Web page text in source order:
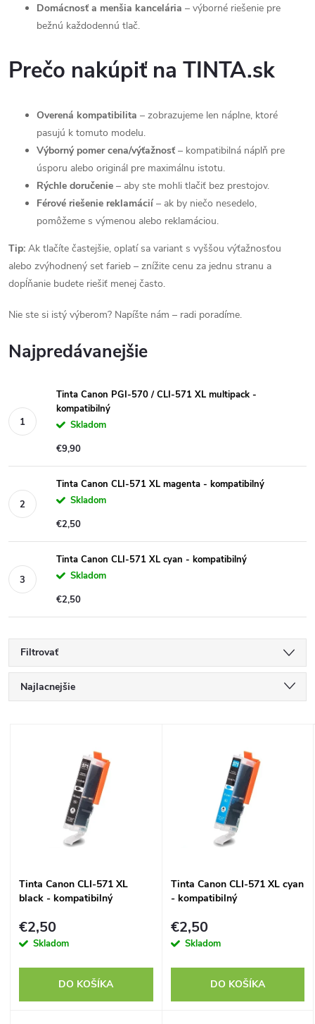
Domácnosť a menšia kancelária – výborné riešenie pre
bežnú každodennú tlač.
Prečo nakúpiť na TINTA.sk
Overená kompatibilita – zobrazujeme len náplne, ktoré
pasujú k tomuto modelu.
Výborný pomer cena/výťažnosť – kompatibilná náplň pre
úsporu alebo originál pre maximálnu istotu.
Rýchle doručenie – aby ste mohli tlačiť bez prestojov.
Férové riešenie reklamácií – ak by niečo nesedelo,
pomôžeme s výmenou alebo reklamáciou.
Tip: Ak tlačíte častejšie, oplatí sa variant s vyššou výťažnosťou
alebo zvýhodnený set farieb – znížite cenu za jednu stranu a
dopĺňanie budete riešiť menej často.
Nie ste si istý výberom? Napíšte nám – radi poradíme.
Najpredávanejšie
Tinta Canon PGI-570 / CLI-571 XL multipack -
kompatibilný
Skladom
€9,90
Tinta Canon CLI-571 XL magenta - kompatibilný
Skladom
€2,50
Tinta Canon CLI-571 XL cyan - kompatibilný
Skladom
€2,50
Filtrovať
R
e
p
o
Najlacnejšie
s
p
Tinta Canon CLI-571 XL
black - kompatibilný
€2,50
Skladom
DO KOŠÍKA
Tinta Canon CLI-571 XL cyan
- kompatibilný
€2,50
Skladom
DO KOŠÍKA